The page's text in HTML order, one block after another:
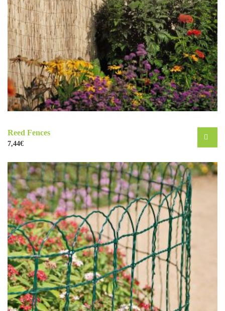
Reed Fences
7,44€